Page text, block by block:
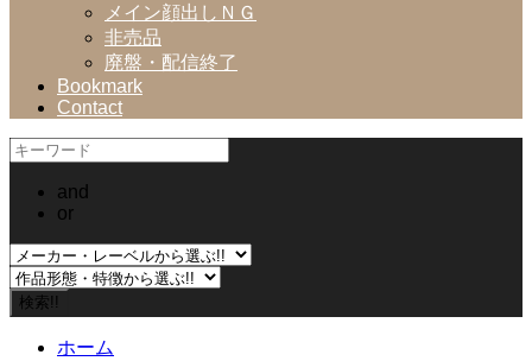
メイン顔出しＮＧ
非売品
廃盤・配信終了
Bookmark
Contact
and
or
ホーム